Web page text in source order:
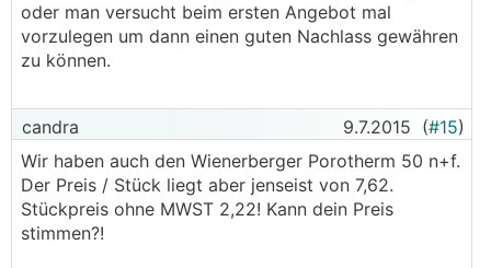
oder man versucht beim ersten Angebot mal
vorzulegen um dann einen guten Nachlass gewähren
zu können.
candra 9.7.2015 (#15)
Wir haben auch den Wienerberger Porotherm 50 n+f.
Der Preis / Stück liegt aber jenseist von 7,62.
Stückpreis ohne MWST 2,22! Kann dein Preis
stimmen?!